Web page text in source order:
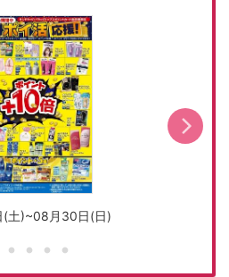
(土)~08月30日(日)